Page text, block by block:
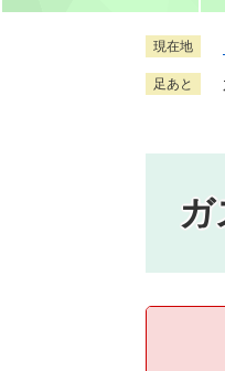
。
て
現在地
足あと
ガ